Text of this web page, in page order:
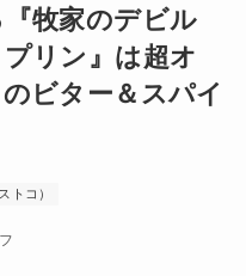
牧家のデビル
リン』は超オ
ビター＆スパイ
トコ）